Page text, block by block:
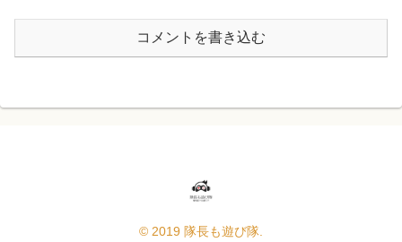
コメントを書き込む
© 2019 隊長も遊び隊.